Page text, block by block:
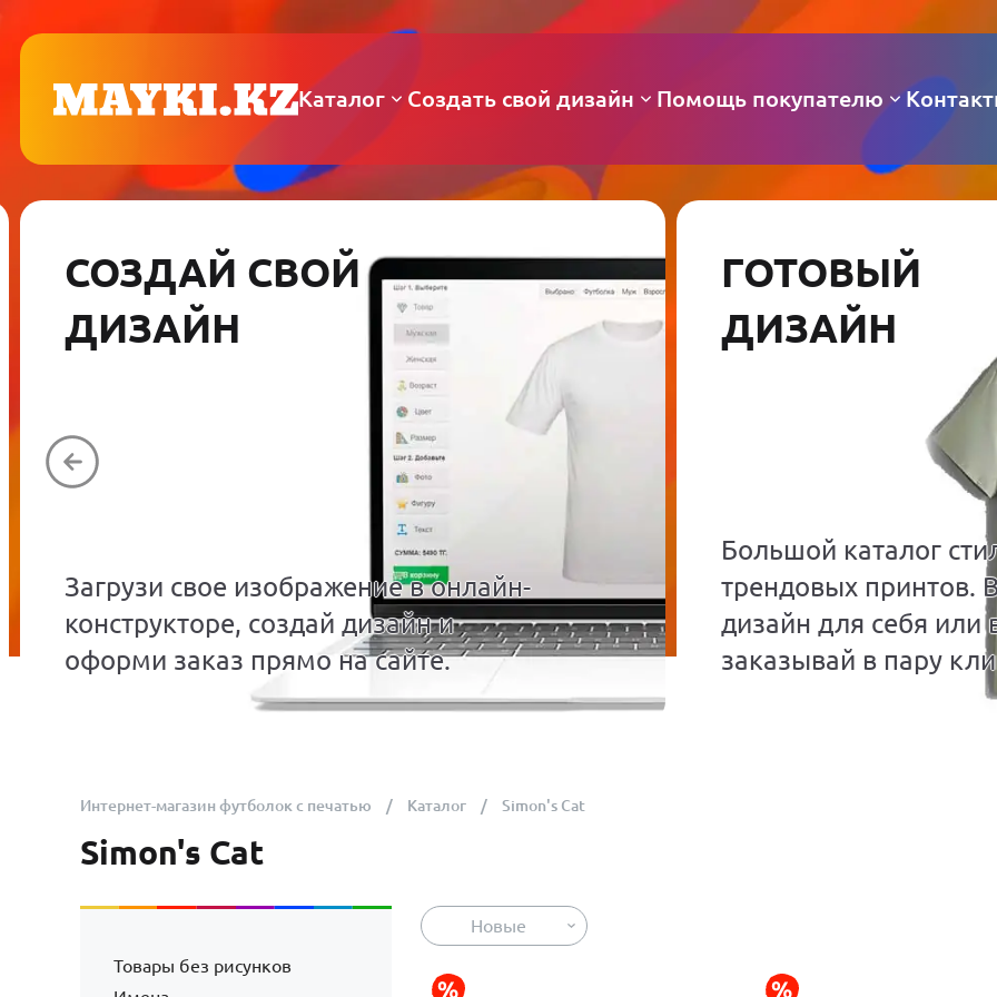
Каталог Создать свой дизайн Помощь покупателю
СОЗДАЙ СВОЙ
ДИЗАЙН
Загрузи свое изображение в онлайн-
конструкторе, создай дизайн и
оформи заказ прямо на сайте.
ГОТОВЫЙ
ДИЗАЙН
Большой каталог
трендовых принтов.
дизайн для себя или
заказывай в пару
Интернет-магазин футболок с печатью Каталог Simon's Cat
Simon's Cat
Товары без рисунков
Новые